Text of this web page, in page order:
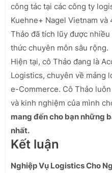
công tác tại các công ty
Kuehne+ Nagel Vietnam
Thảo đã tích lũy được
thức chuyên môn sâu rộng.
Hiện tại, cô Thảo đang là
Logistics, chuyên về mảng
e-Commerce. Cô Thảo
và kinh nghiệm của mình
mang đến cho bạn những
nhất.
Kết luận
Nghiệp Vụ Logistics Cho